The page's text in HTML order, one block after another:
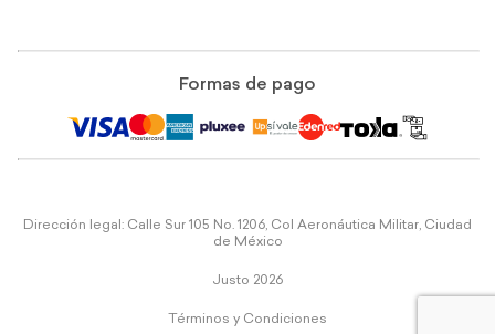
Formas de pago
Dirección legal: Calle Sur 105 No. 1206, Col Aeronáutica Militar, Ciudad
de México
Justo 2026
Términos y Condiciones